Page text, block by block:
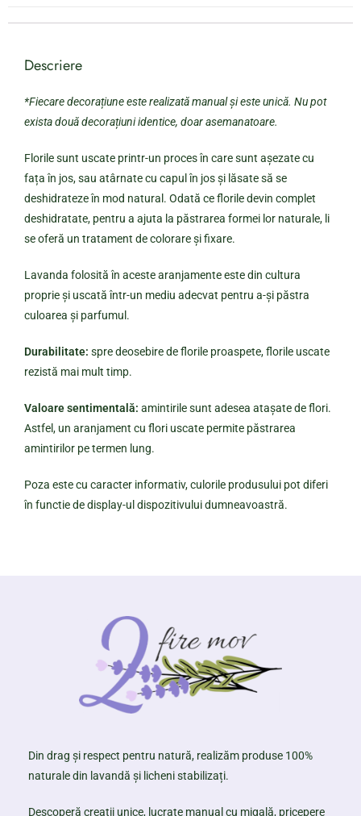
Descriere
*Fiecare decorațiune este realizată manual și este unică. Nu pot
exista două decorațiuni identice, doar asemanatoare.
Florile sunt uscate printr-un proces în care sunt așezate cu
fața în jos, sau atârnate cu capul în jos și lăsate să se
deshidrateze în mod natural. Odată ce florile devin complet
deshidratate, pentru a ajuta la păstrarea formei lor naturale, li
se oferă un tratament de colorare și fixare.
Lavanda folosită în aceste aranjamente este din cultura
proprie și uscată într-un mediu adecvat pentru a-și păstra
culoarea și parfumul.
Durabilitate: spre deosebire de florile proaspete, florile uscate
rezistă mai mult timp.
Valoare sentimentală: amintirile sunt adesea atașate de flori.
Astfel, un aranjament cu flori uscate permite păstrarea
amintirilor pe termen lung.
Poza este cu caracter informativ, culorile produsului pot diferi
în functie de display-ul dispozitivului dumneavoastră.
Din drag și respect pentru natură, realizăm produse 100%
naturale din lavandă și licheni stabilizați.
Descoperă creații unice, lucrate manual cu migală, pricepere